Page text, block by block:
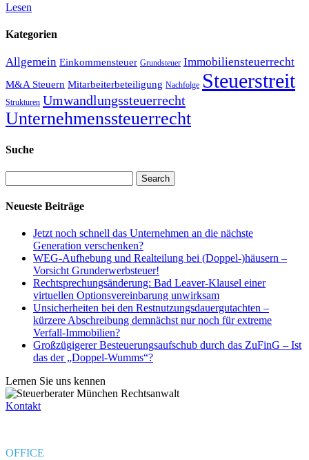
Lesen
Kategorien
Allgemein Einkommensteuer Grundsteuer Immobiliensteuerrecht
M&A Steuern Mitarbeiterbeteiligung Nachfolge Steuerstreit
Strukturen Umwandlungssteuerrecht
Unternehmenssteuerrecht
Suche
Search
Neueste Beiträge
Jetzt noch schnell das Unternehmen an die nächste
Generation verschenken?
WEG-Aufhebung und Realteilung bei (Doppel-)häusern –
Vorsicht Grunderwerbsteuer!
Rechtsprechungsänderung: Bad Leaver-Klausel einer
virtuellen Optionsvereinbarung unwirksam
Unsicherheiten bei den Restnutzungsdauergutachten –
kürzere Abschreibung demnächst nur noch für extreme
Verfall-Immobilien?
Großzügigerer Besteuerungsaufschub durch das ZuFinG – Ist
das der „Doppel-Wumms“?
Lernen Sie uns kennen
Kontakt
OFFICE